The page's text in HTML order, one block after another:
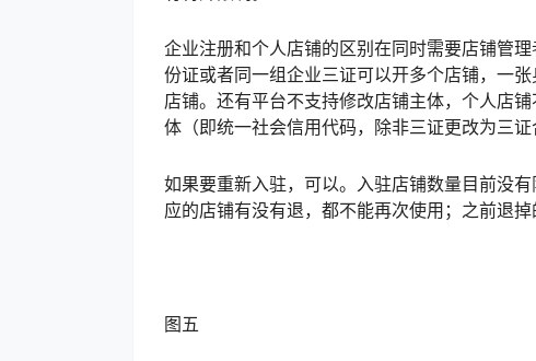
企业注册和个人店铺的区别在同时需要店铺管
份证或者同一组企业三证可以开多个店铺，一
店铺。还有平台不支持修改店铺主体，个人店
体（即统一社会信用代码，除非三证更改为三证
如果要重新入驻，可以。入驻店铺数量目前没
应的店铺有没有退，都不能再次使用；之前退掉
图五